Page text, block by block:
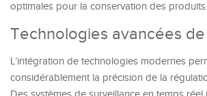
optimales pour la conservation des produits.
Technologies avancées
L’intégration de technologies modernes
considérablement la précision de la